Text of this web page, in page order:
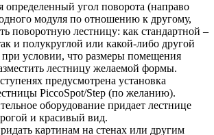
определенный угол поворота (направо
модуля по отношению к другому,
поворотную лестницу: как стандартной –
и полукруглой или какой-либо другой
условии, что размеры помещения
лестницу желаемой формы.
предусмотрена установка
PiccoSpot/Step (по желанию).
оборудование придает лестнице
и красивый вид.
картинам на стенах или другим